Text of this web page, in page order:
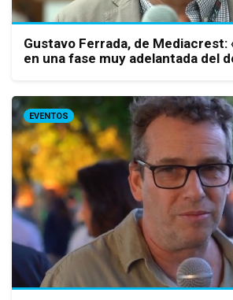
Gustavo Ferrada, de Mediacrest:
en una fase muy adelantada del
EVENTOS